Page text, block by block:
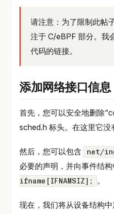
请注意：为了限制此帖
注于 C/eBPF 部分。我
代码的链接。
添加网络接口信息
首先，您可以安全地删除
sched.h 标头。在这里它没
然后，您可以包含 net/
必要的声明，并向事件结
ifname[IFNAMSIZ];
。
现在，我们将从设备结构